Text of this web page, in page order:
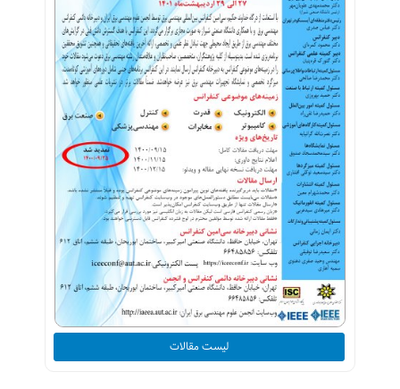
لیست مقالات